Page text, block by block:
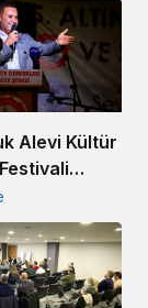
Alevi Kültür